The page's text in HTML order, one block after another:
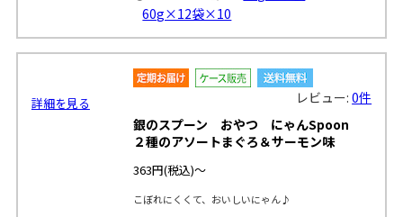
60g×12袋×10
レビュー:0件
銀のスプーン おやつ にゃんSpoon
２種のアソートまぐろ＆サーモン味
363円(税込)～
こぼれにくくて、おいしいにゃん♪